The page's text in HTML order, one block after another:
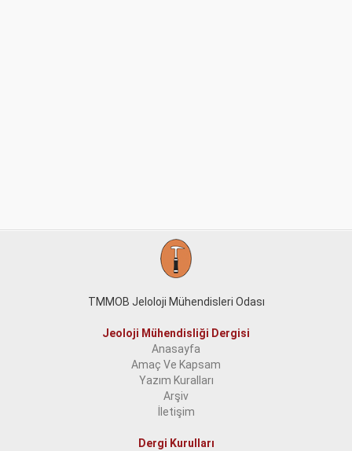
TMMOB Jeloloji Mühendisleri Odası
Jeoloji Mühendisliği Dergisi
Anasayfa
Amaç Ve Kapsam
Yazım Kuralları
Arşiv
İletişim
Dergi Kurulları